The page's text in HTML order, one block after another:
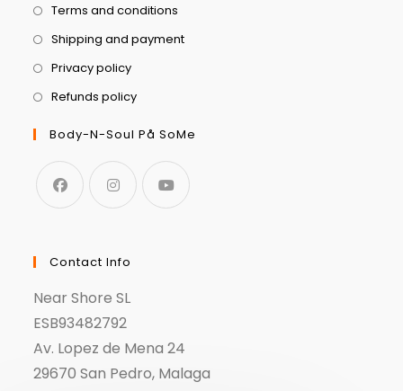
Terms and conditions
Shipping and payment
Privacy policy
Refunds policy
Body-N-Soul På SoMe
Contact Info
Near Shore SL
ESB93482792
Av. Lopez de Mena 24
29670 San Pedro, Malaga